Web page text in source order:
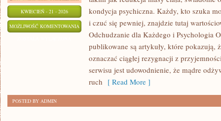
KWIECIEŃ - 21 - 2026
MOŻLIWOŚĆ KOMENTOWANIA MITY
FAKTY
ODCHUDZANIU
kondycja psychiczna. Każdy, kto szuka
i czuć się pewniej, znajdzie tutaj
Odchudzanie dla Każdego i Psychologia
publikowane są artykuły, które pokazują,
oznaczać ciągłej rezygnacji z
serwisu jest udowodnienie, że mądre
ruch [ Read More ]
POSTED BY ADMIN